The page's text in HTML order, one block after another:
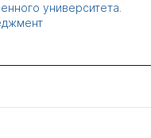
университета.